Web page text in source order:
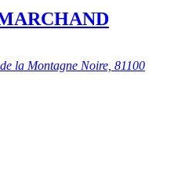
la Montagne Noire, 81100